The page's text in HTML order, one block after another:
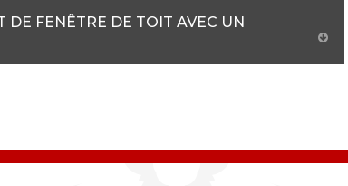
FENÊTRE DE TOIT AVEC UN